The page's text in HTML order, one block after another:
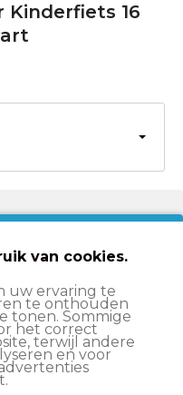
Kinderfiets 16
, volgende werkdag
uur besteld = volgende
van cookies.
uw ervaring te
te onthouden
tonen. Sommige
het correct
terwijl andere
en voor